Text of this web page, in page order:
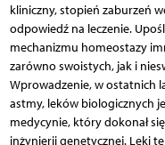
kliniczny, stopień zaburzeń
odpowiedź na leczenie.
mechanizmu homeostazy
zarówno swoistych, jak i
Wprowadzenie, w ostatnich
astmy, leków biologicznych
medycynie, który dokonał
inżynierii genetycznej. Leki